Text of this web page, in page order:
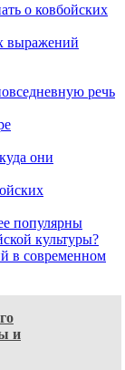
о ковбойских
выражений
речь
они
популярны
культуры?
в современном
и